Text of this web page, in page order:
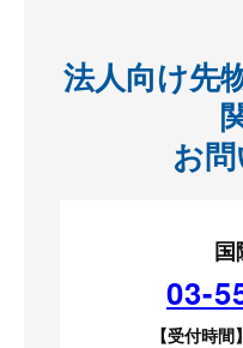
法人向け先
お
国
03-
【受付時